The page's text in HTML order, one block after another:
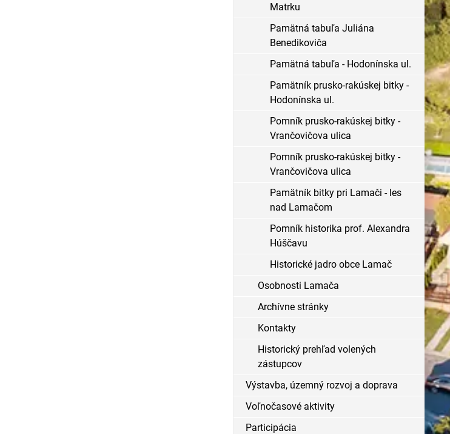
Matrku
Pamätná tabuľa Juliána
Benedikoviča
Pamätná tabuľa - Hodonínska ul.
Pamätník prusko-rakúskej bitky -
Hodonínska ul.
Pomník prusko-rakúskej bitky -
Vrančovičova ulica
Pomník prusko-rakúskej bitky -
Vrančovičova ulica
Pamätník bitky pri Lamači - les
nad Lamačom
Pomník historika prof. Alexandra
Húščavu
Historické jadro obce Lamač
Osobnosti Lamača
Archívne stránky
Kontakty
Historický prehľad volených
zástupcov
Výstavba, územný rozvoj a doprava
Voľnočasové aktivity
Participácia